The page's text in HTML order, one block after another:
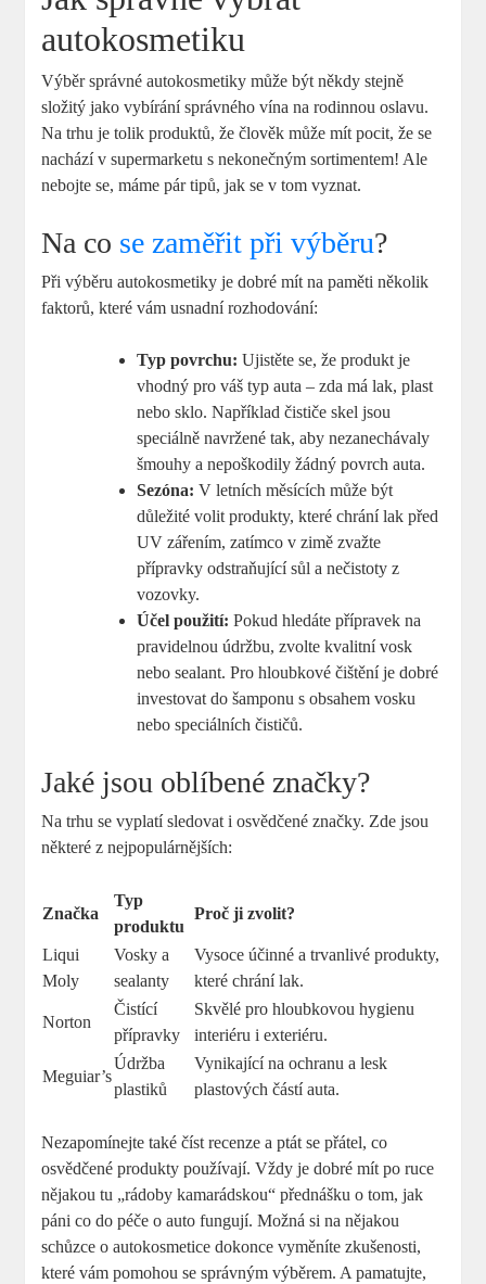
autokosmetiku
Výběr správné autokosmetiky může být někdy stejně
složitý jako vybírání správného vína na rodinnou oslavu.
Na trhu je tolik produktů, že člověk‍ může‌ mít pocit, že se
nachází v supermarketu s nekonečným sortimentem!‍ Ale
nebojte se, máme‌ pár tipů, jak se v tom vyznat.
Na co se zaměřit při výběru?
Při výběru autokosmetiky je ⁢dobré ⁤mít na paměti několik
faktorů, které vám​ usnadní rozhodování:
Typ ​povrchu: Ujistěte se, ⁤že produkt‌ je
vhodný pro váš typ auta – zda má ⁢lak, plast
nebo sklo. Například čističe skel jsou
speciálně navržené tak, aby nezanechávaly
šmouhy a nepoškodily žádný povrch auta.
Sezóna: V letních měsících může být‌
důležité volit produkty, které chrání lak před
UV zářením, zatímco v ⁢zimě zvažte
přípravky odstraňující sůl a nečistoty ​z
vozovky.
Účel použití: Pokud hledáte přípravek ⁣na
pravidelnou údržbu, ⁣zvolte kvalitní vosk
nebo sealant. Pro hloubkové čištění je dobré
investovat do šamponu s obsahem⁣ vosku
nebo speciálních čističů.
Jaké jsou oblíbené značky?
Na trhu se vyplatí sledovat i osvědčené značky. Zde jsou
některé z nejpopulárnějších:
Značka
Typ
produktu
Proč ji zvolit?
Liqui
Moly
Vosky a
sealanty
Vysoce účinné a trvanlivé produkty,
které ‌chrání lak.
Norton
Čistící
přípravky
Skvělé pro hloubkovou hygienu
interiéru i exteriéru.
Meguiar’s
Údržba
‍plastiků
Vynikající na⁣ ochranu a lesk⁤
plastových částí auta.
Nezapomínejte‍ také číst recenze a ptát se ⁤přátel, co
osvědčené produkty používají.‌ Vždy je dobré mít po ruce
nějakou tu „rádoby kamarádskou“ přednášku o tom, jak
páni co do péče‍ o auto fungují. Možná‍ si na nějakou
schůzce o autokosmetice dokonce vyměníte zkušenosti,
které vám pomohou se správným výběrem. A⁢ pamatujte,